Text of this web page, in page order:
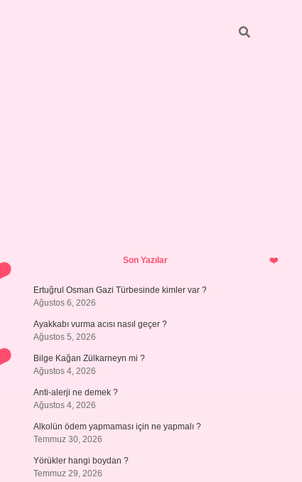
SidebarSon Yazılar
Ertuğrul Osman Gazi Türbesinde kimler var ?
Ağustos 6, 2026
Ayakkabı vurma acısı nasıl geçer ?
Ağustos 5, 2026
Bilge Kağan Zülkarneyn mi ?
Ağustos 4, 2026
Anti-alerji ne demek ?
Ağustos 4, 2026
Alkolün ödem yapmaması için ne yapmalı ?
Temmuz 30, 2026
Yörükler hangi boydan ?
Temmuz 29, 2026